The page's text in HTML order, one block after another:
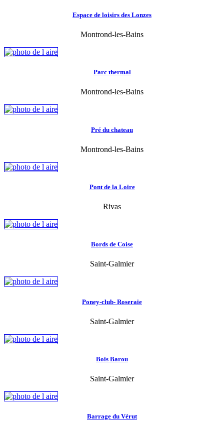
Espace de loisirs des Lonzes
Montrond-les-Bains
Parc thermal
Montrond-les-Bains
Pré du chateau
Montrond-les-Bains
Pont de la Loire
Rivas
Bords de Coise
Saint-Galmier
Poney-club- Roseraie
Saint-Galmier
Bois Barou
Saint-Galmier
Barrage du Vérut